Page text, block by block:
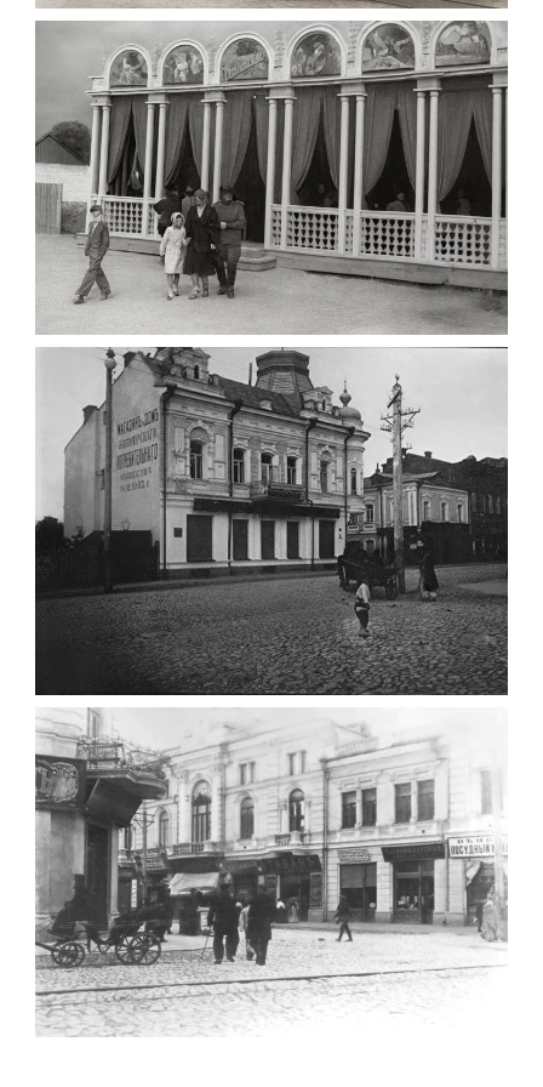
1903
Фото Житомира період
до 1917 року
Leave a comment
ПАВІЛЬЙОН МОРОЗИВА ЖИТОМИР 1947
Фото Житомир (1945-
1960)
Leave a comment
ФОТО ЖИТОМИРА 1905 ВУЛ.
МИХАЙЛІВСЬКА-СКОРУЛЬСЬКОГО
Фото Житомира період
до 1917 року
Leave a comment
ЖИТОМИР МИХАЙЛІВСЬКА 1903 РОКУ